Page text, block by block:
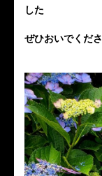
した
ぜひおいでくだ